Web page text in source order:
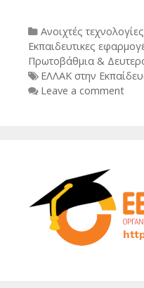
Categories
Ανοιχτές τεχνολογίες
Εκπαιδευτικες
Πρωτοβάθμια &
Tags
ΕΛΛΑΚ στην
Leave a comment